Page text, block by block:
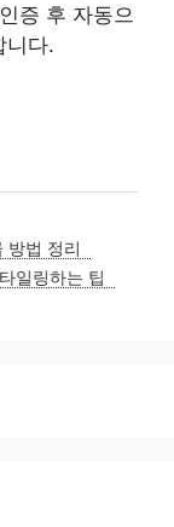
증 후 자동으
니다.
방법 정리
일링하는 팁